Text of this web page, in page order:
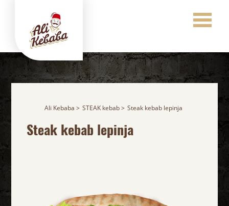
Ali Kebaba STEAK kebab Steak kebab lepinja
Steak kebab lepinja